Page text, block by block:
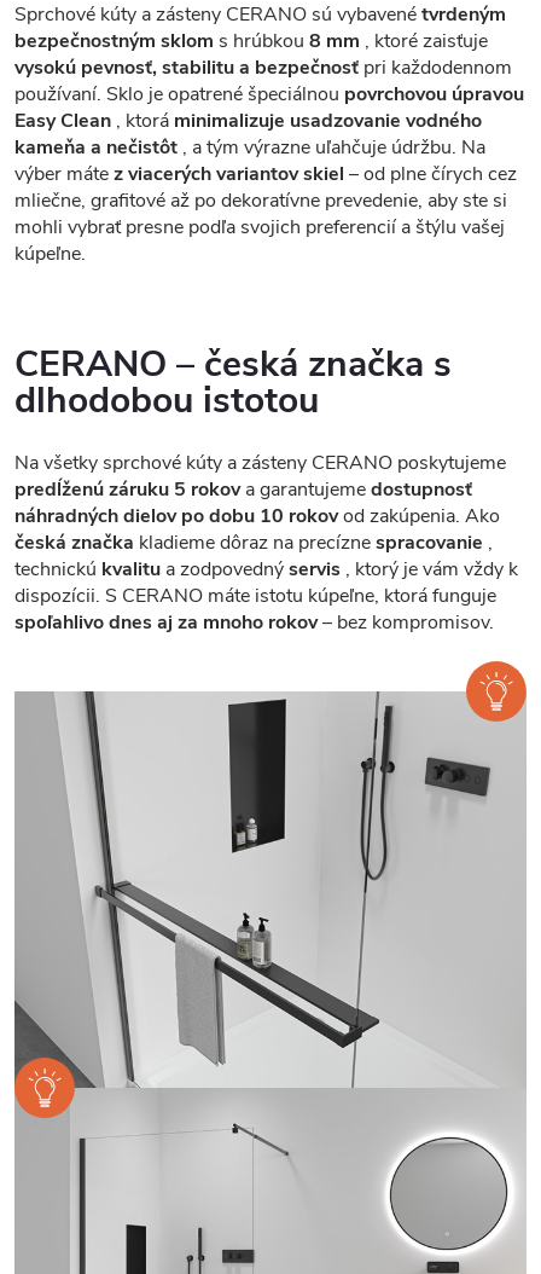
Sprchové kúty a zásteny CERANO sú vybavenétvrdeným
bezpečnostným sklom s hrúbkou 8 mm , ktoré zaisťuje
vysokú pevnosť, stabilitu a bezpečnosť pri každodennom
používaní. Sklo je opatrené špeciálnou povrchovou úpravou
Easy Clean , ktorá minimalizuje usadzovanie vodného
kameňa a nečistôt , a tým výrazne uľahčuje údržbu. Na
výber mátez viacerých variantov skiel – od plne čírych cez
mliečne, grafitové až po dekoratívne prevedenie, aby ste si
mohli vybrať presne podľa svojich preferencií a štýlu vašej
kúpeľne.
CERANO – česká značka s
dlhodobou istotou
Na všetky sprchové kúty a zásteny CERANO poskytujeme
predĺženú záruku 5 rokova garantujemedostupnosť
náhradných dielov po dobu 10 rokovod zakúpenia. Ako
česká značka kladieme dôraz na precíznespracovanie ,
technickú kvalitu a zodpovednýservis , ktorý je vám vždy k
dispozícii. S CERANO máte istotu kúpeľne, ktorá funguje
spoľahlivo dnes aj za mnoho rokov– bez kompromisov.